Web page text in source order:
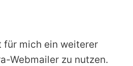
für mich ein weiterer
Webmailer zu nutzen.